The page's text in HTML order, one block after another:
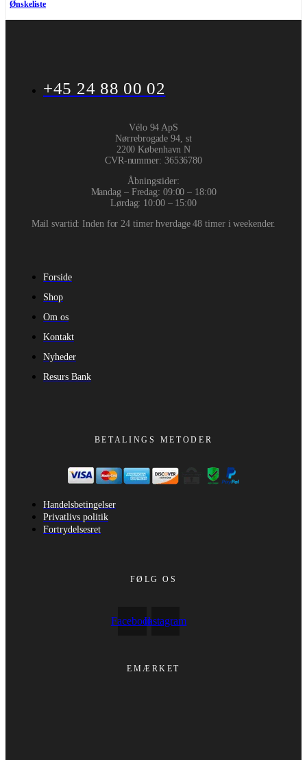
Ønskeliste
+45 24 88 00 02
Vélo 94 ApS
Nørrebrogade 94, st
2200 København N
CVR-nummer: 36536780
Åbningstider:
Mandag – Fredag: 09:00 – 18:00
Lørdag: 10:00 – 15:00
Mail svartid: Inden for 24 timer hverdage 48 timer i weekender.
Forside
Shop
Om os
Kontakt
Nyheder
Resurs Bank
BETALINGS METODER
Handelsbetingelser
Privatlivs politik
Fortrydelsesret
FØLG OS
FacebookInstagram
EMÆRKET